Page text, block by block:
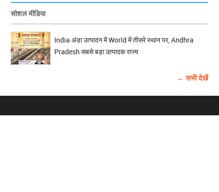
सोशल मीडिया
India अंडा उत्पादन में World में तीसरे स्थान पर, Andhra
Pradesh सबसे बड़ा उत्पादक राज्य
→ सभी देखें